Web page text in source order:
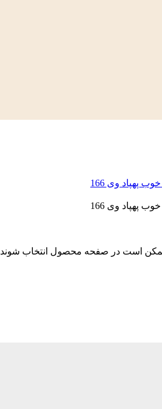
ممکن است در صفحه محصول انتخاب شوند